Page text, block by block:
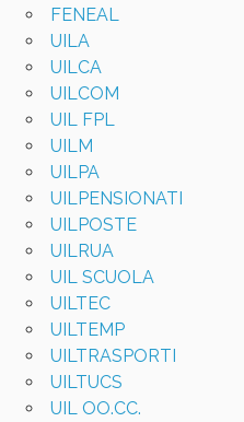
FENEAL
UILA
UILCA
UILCOM
UIL FPL
UILM
UILPA
UILPENSIONATI
UILPOSTE
UILRUA
UIL SCUOLA
UILTEC
UILTEMP
UILTRASPORTI
UILTUCS
UIL OO.CC.